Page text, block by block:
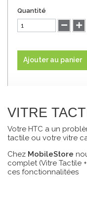
Quantité
Ajouter au panier
VITRE
Votre HTC a un
tactile ou votre vitre
Chez MobileStore
complet (Vitre Tactile
ces fonctionnalitées